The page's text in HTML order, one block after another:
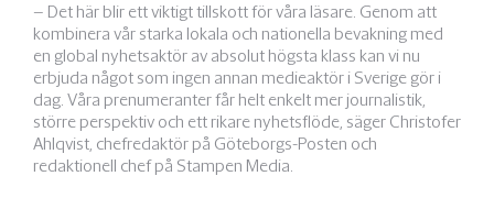
– Det här blir ett viktigt tillskott för våra läsare. Genom att
kombinera vår starka lokala och nationella bevakning med
en global nyhetsaktör av absolut högsta klass kan vi nu
erbjuda något som ingen annan medieaktör i Sverige gör i
dag. Våra prenumeranter får helt enkelt mer journalistik,
större perspektiv och ett rikare nyhetsflöde, säger Christofer
Ahlqvist, chefredaktör på Göteborgs-Posten och
redaktionell chef på Stampen Media.